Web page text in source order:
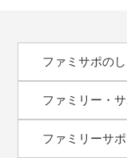
ファミサポの
ファミリー・サ
ファミリーサ